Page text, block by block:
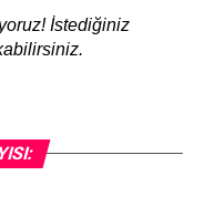
İstediğiniz